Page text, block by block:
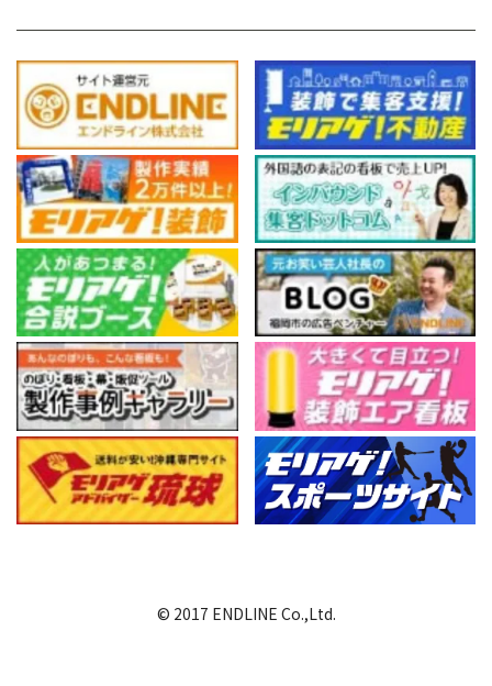
© 2017 ENDLINE Co.,Ltd.